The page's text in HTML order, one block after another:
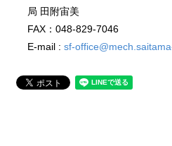
局 田附宙美
FAX：048-829-7046
E-mail : sf-